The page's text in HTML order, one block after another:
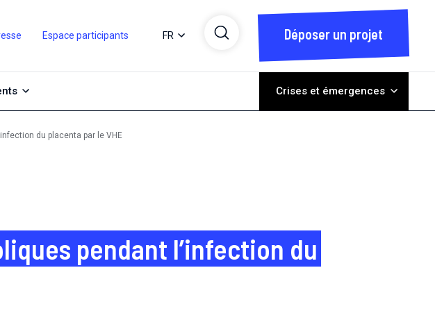
Espace participants FR Déposer un projet
Crises et émergences
du placenta par le VHE
pendant l’infection du